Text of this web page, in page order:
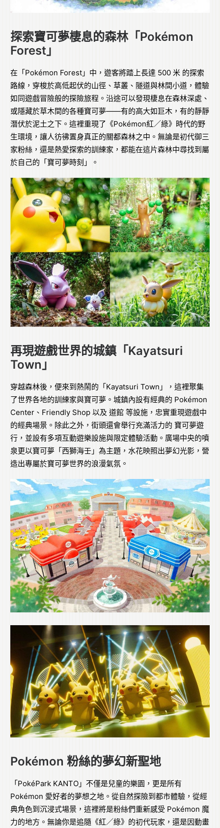
探索寶可夢棲息的森林「Pokémon
Forest」
在「Pokémon Forest」中，遊客將踏上長達 500 米 的探索
路線，穿梭於高低起伏的山徑、草叢、隧道與林間小道，體驗
如同遊戲冒險般的探險旅程。沿途可以發現棲息在森林深處、
或隱藏於草木間的各種寶可夢——有的高大如巨木，有的靜靜
潛伏於泥土之下。這裡重現了《Pokémon紅／綠》時代的野
生環境，讓人彷彿置身真正的關都森林之中。無論是初代御三
家粉絲，還是熱愛探索的訓練家，都能在這片森林中尋找到屬
於自己的「寶可夢時刻」。
再現遊戲世界的城鎮「Kayatsuri
Town」
穿越森林後，便來到熱鬧的「Kayatsuri Town」，這裡聚集
了世界各地的訓練家與寶可夢。城鎮內設有經典的 Pokémon
Center、Friendly Shop 以及 道館 等設施，忠實重現遊戲中
的經典場景。除此之外，街頭還會舉行充滿活力的 寶可夢遊
行，並設有多項互動遊樂設施與限定體驗活動。廣場中央的噴
泉更以寶可夢「西獅海壬」為主題，水花映照出夢幻光影，營
造出專屬於寶可夢世界的浪漫氣氛。
Pokémon 粉絲的夢幻新聖地
「PokéPark KANTO」不僅是兒童的樂園，更是所有
Pokémon 愛好者的夢想之地。從自然探險到都市體驗，從經
典角色到沉浸式場景，這裡將是粉絲們重新感受 Pokémon 魔
力的地方。無論你是追隨《紅／綠》的初代玩家，還是因動畫